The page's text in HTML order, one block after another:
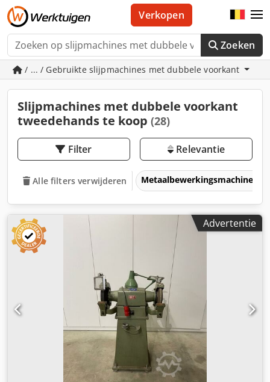
Zoeken
Verkopen
/ ... / Gebruikte slijpmachines met dubbele voorkant
Slijpmachines met dubbele voorkant
tweedehands te koop (28)
Filter Relevantie
Alle filters verwijderen Metaalbewerkingsmachines
Advertentie